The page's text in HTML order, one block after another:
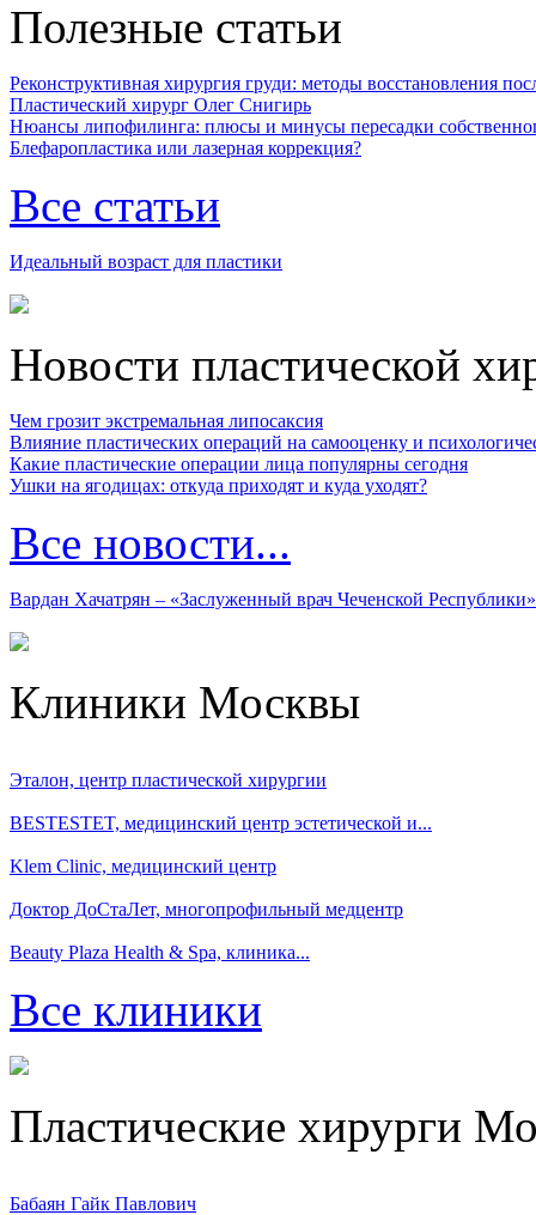
Полезные статьи
Реконструктивная хирургия груди: методы восстановления
Пластический хирург Олег Снигирь
Нюансы липофилинга: плюсы и минусы пересадки
Блефаропластика или лазерная коррекция?
Все статьи
Идеальный возраст для пластики
Новости пластической
Чем грозит экстремальная липосаксия
Влияние пластических операций на самооценку и
Какие пластические операции лица популярны сегодня
Ушки на ягодицах: откуда приходят и куда уходят?
Все новости...
Вардан Хачатрян – «Заслуженный врач Чеченской Республики»
Клиники Москвы
Эталон, центр пластической хирургии
BESTESTET, медицинский центр эстетической и...
Klem Clinic, медицинский центр
Доктор ДоСтаЛет, многопрофильный медцентр
Beauty Plaza Health & Spa, клиника...
Все клиники
Пластические хирурги
Бабаян Гайк Павлович